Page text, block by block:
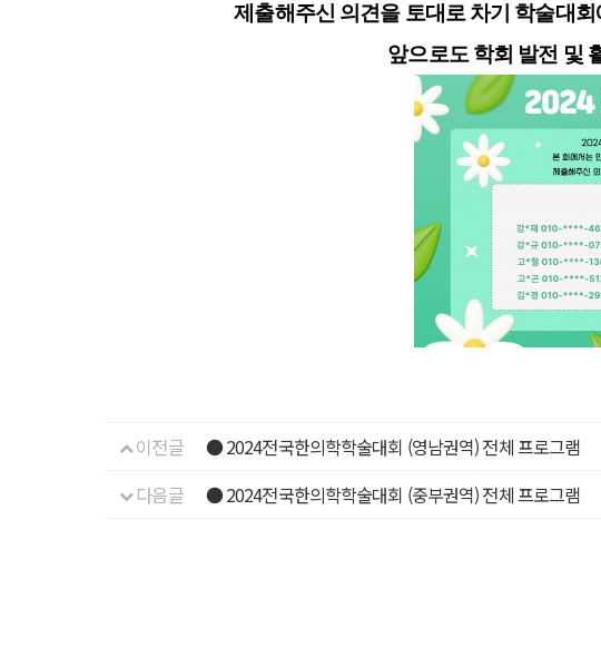
제출해주신 의견을 토대로 차기 학술대
앞으로도 학회 발전 및
이전글 ● 2024전국한의학학술대회 (영남권역) 전체 프로그램
다음글
● 2024전국한의학학술대회 (중부권역) 전체 프로그램